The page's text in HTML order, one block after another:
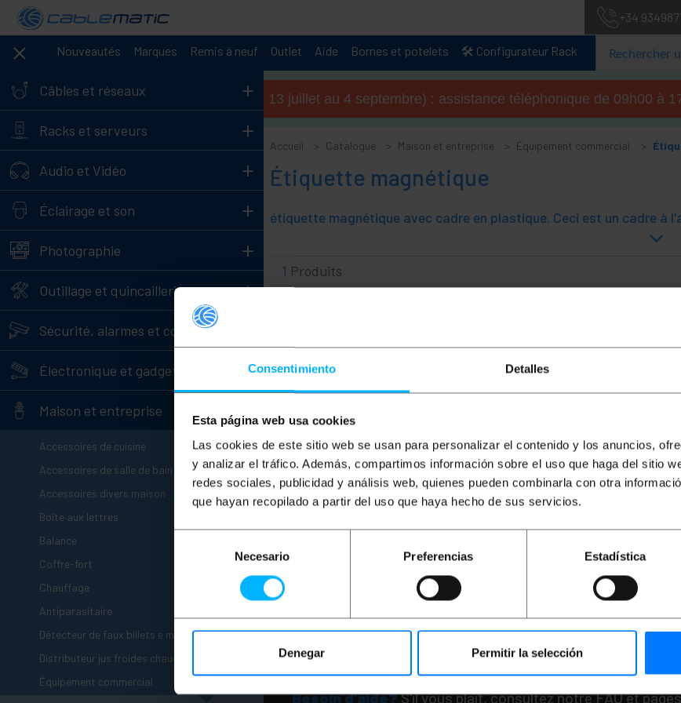
Consentimiento Detalles
Esta página web usa cookies
Las cookies de este sitio web se usan para personalizar el contenido y los anuncios,
y analizar el tráfico. Además, compartimos información sobre el uso que haga del sitio
redes sociales, publicidad y análisis web, quienes pueden combinarla con otra
que hayan recopilado a partir del uso que haya hecho de sus servicios.
consentimiento
Necesario Preferencias Estadística
Denegar Permitir la selección
+34
Nouveautés Marques Remis à neuf Outlet Aide Bornes et potelets 🛠️ Configurateur Rack
Câbles et réseaux +
Racks et serveurs +
Audio et Vidéo +
Éclairage et son +
Photographie +
Outillage et quincaillerie +
Sécurité, alarmes et contrôle
Électronique et gadgets +
Maison et entreprise
Accessoires de cuisine +
Accessoires de salle de bain +
Accessoires divers maison +
Boîte aux lettres
Balance
Coffre-fort +
Chauffage +
Antiparasitaire +
Détecteur de faux billets e monnaie +
Distributeur jus froides chaudes
Équipement commercial -
Horaires d'été (du 13 juillet au 4 septembre) : assistance téléphonique de 09h00 à
Accueil Catalogue Maison et entreprise Équipement commercial
Étiquette magnétique
1 Produits
PRIMEMATIK
PVP
1,56€
1,56€ VAT inc.
Livraison immédiate
Besoin d'aide?S'il vous plaît, consultez notre FAQ et